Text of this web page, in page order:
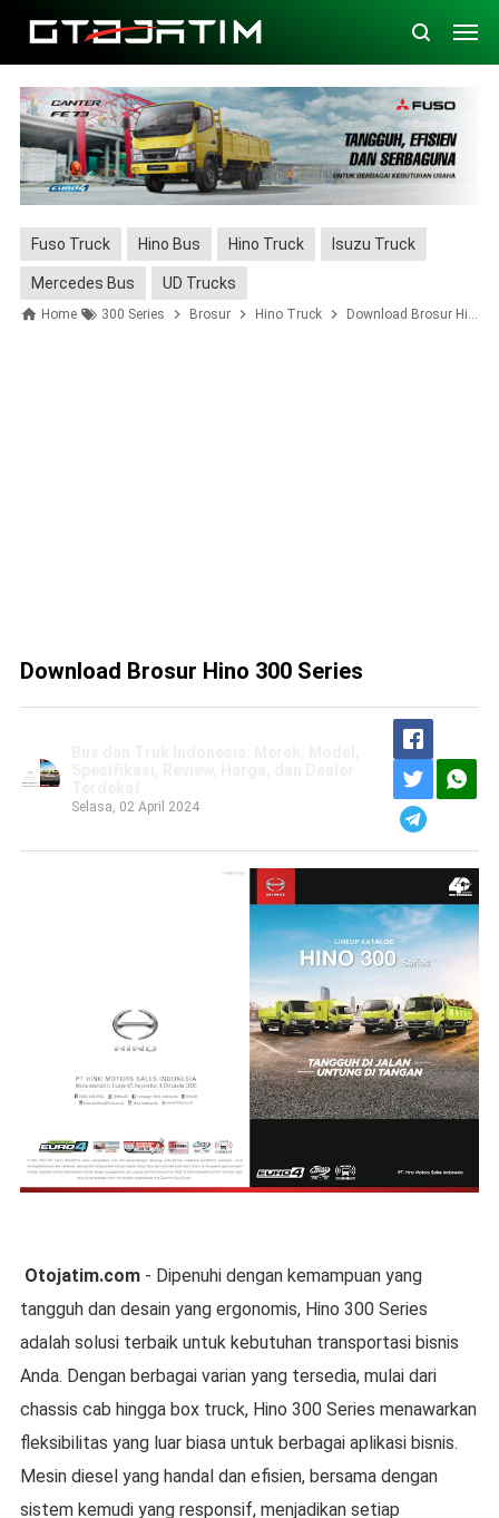
Fuso Truck Hino Bus Hino Truck Isuzu Truck
Mercedes Bus UD Trucks
Home 300 Series Brosur Hino Truck Download Brosur Hino 300 Series
Download Brosur Hino 300 Series
Selasa, 02 April 2024
Otojatim.com - Dipenuhi dengan kemampuan yang
tangguh dan desain yang ergonomis, Hino 300 Series
adalah solusi terbaik untuk kebutuhan transportasi bisnis
Anda. Dengan berbagai varian yang tersedia, mulai dari
chassis cab hingga box truck, Hino 300 Series menawarkan
fleksibilitas yang luar biasa untuk berbagai aplikasi bisnis.
Mesin diesel yang handal dan efisien, bersama dengan
sistem kemudi yang responsif, menjadikan setiap